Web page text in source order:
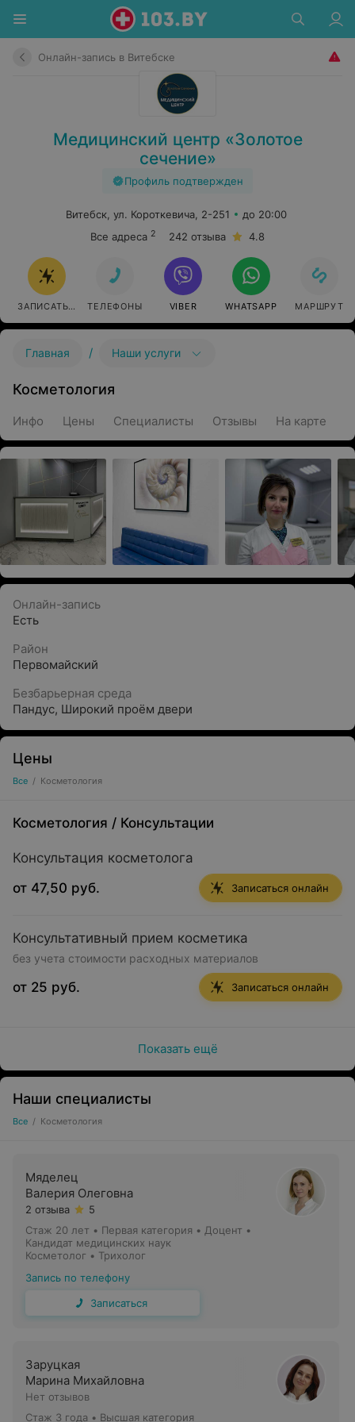
Онлайн-запись в Витебске
Медицинский центр «Золотое
сечение»
Профиль подтвержден
Витебск, ул. Короткевича, 2-251
до 20:00
Все адреса 2 242 отзыва 4.8
ЗАПИСАТЬСЯ ОНЛАЙН
ТЕЛЕФОНЫ VIBER WHATSAPP МАРШРУТ
Главная / Наши услуги
Косметология
Инфо Цены Специалисты Отзывы На карте
Онлайн-запись
Есть
Район
Первомайский
Безбарьерная среда
Пандус, Широкий проём двери
Цены
Все / Косметология
Косметология / Консультации
Консультация косметолога
от 47,50 руб.
Записаться онлайн
Консультативный прием косметика
без учета стоимости расходных материалов
от 25 руб. Записаться онлайн
Показать ещё
Наши специалисты
Все / Косметология
Мяделец
Валерия Олеговна
2 отзыва
5
Стаж 20 лет • Первая категория • Доцент •
Кандидат медицинских наук
Косметолог • Трихолог
Запись по телефону
Записаться
Заруцкая
Марина Михайловна
Нет отзывов
Стаж 3 года • Высшая категория